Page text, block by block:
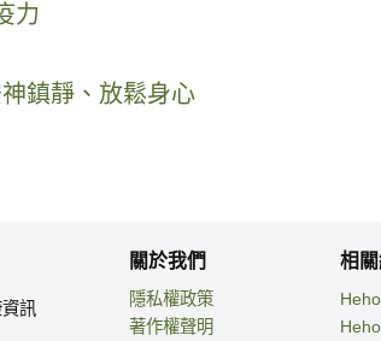
力
鎮靜、放鬆身心
訊
關於我們
隱私權政策
著作權聲明
相